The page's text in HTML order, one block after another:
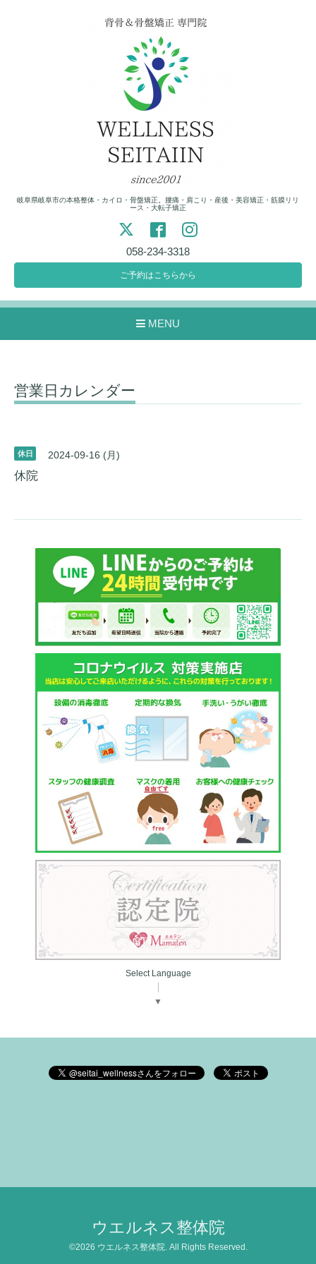
岐阜県岐阜市の本格整体・カイロ・骨盤矯正。腰痛・肩こり・産後・美容矯正・筋膜リリ
ース・大転子矯正
058-234-3318
ご予約はこちらから
MENU
営業日カレンダー
休日 2024-09-16 (月)
休院
Select Language
▼
ウエルネス整体院
©2026 ウエルネス整体院. All Rights Reserved.